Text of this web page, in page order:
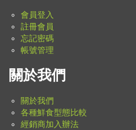
會員登入
註冊會員
忘記密碼
帳號管理
關於我們
關於我們
各種鮮食型態比較
經銷商加入辦法